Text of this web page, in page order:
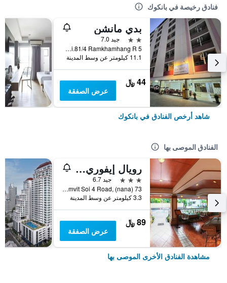
فنادق رخيصة في بانكوك
بدي مانشن
2 نجمتين
جيد 7.0
5 Soi.81/4 Ramkhamhang R., بانكوك, تايلاند
11.1 كيلومتر عن وسط المدينة
44 ﷼
عرض الصفقة
شاهد أرخص الفنادق في بانكوك
الفنادق الموصى بها
رويال إيفوري سوكومفيت نانا
3 نجوم
جيد 6.7
73 Sukhumvit Soi 4 Road, (nana), بانكوك, تايلاند
3.3 كيلومتر عن وسط المدينة
89 ﷼
عرض الصفقة
مشاهدة الفنادق الأخرى الموصى بها